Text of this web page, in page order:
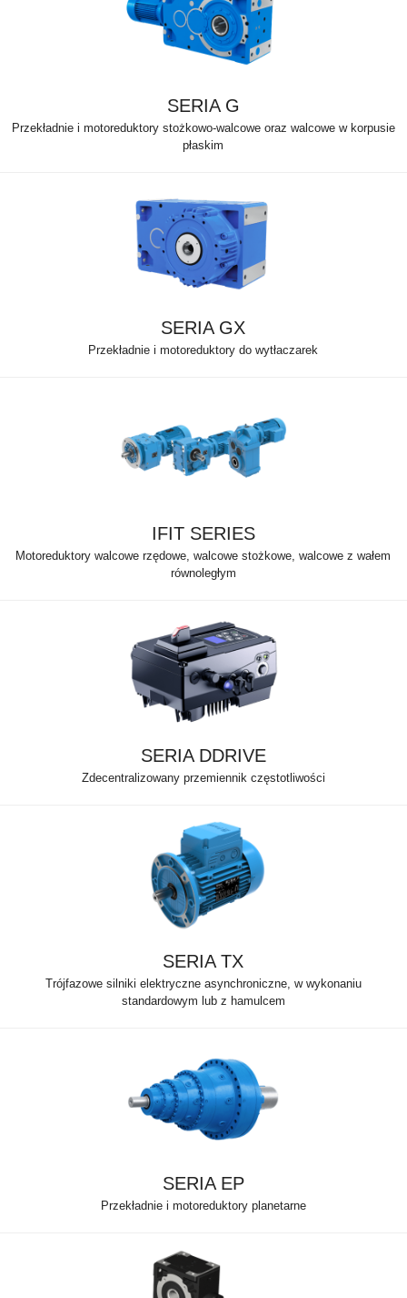
SERIA G
Przekładnie i motoreduktory stożkowo-walcowe oraz walcowe w korpusie
płaskim
SERIA GX
Przekładnie i motoreduktory do wytłaczarek
IFIT SERIES
Motoreduktory walcowe rzędowe, walcowe stożkowe, walcowe z wałem
równoległym
SERIA DDRIVE
Zdecentralizowany przemiennik częstotliwości
SERIA TX
Trójfazowe silniki elektryczne asynchroniczne, w wykonaniu
standardowym lub z hamulcem
SERIA EP
Przekładnie i motoreduktory planetarne